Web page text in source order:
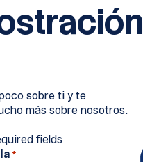
sobre ti y te
más sobre nosotros.
fields
*